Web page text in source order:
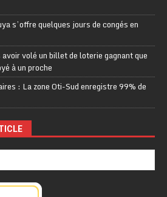
s’offre quelques jours de congés en
volé un billet de loterie gagnant que
à un proche
: La zone Oti-Sud enregistre 99% de